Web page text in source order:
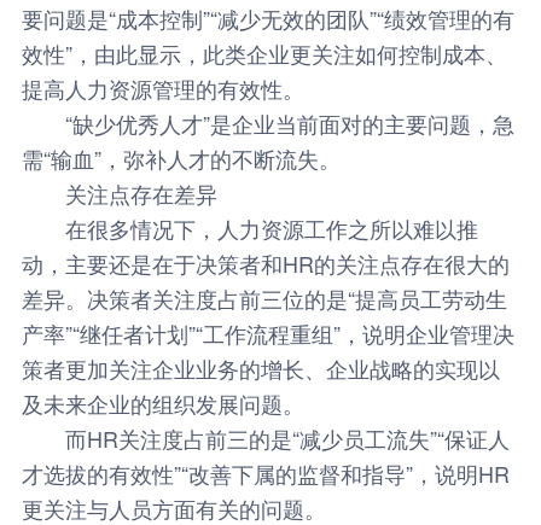
要问题是“成本控制”“减少无效的团队”“绩效管理的有
效性”，由此显示，此类企业更关注如何控制成本、
提高人力资源管理的有效性。
“缺少优秀人才”是企业当前面对的主要问题，急
需“输血”，弥补人才的不断流失。
关注点存在差异
在很多情况下，人力资源工作之所以难以推
动，主要还是在于决策者和HR的关注点存在很大的
差异。决策者关注度占前三位的是“提高员工劳动生
产率”“继任者计划”“工作流程重组”，说明企业管理决
策者更加关注企业业务的增长、企业战略的实现以
及未来企业的组织发展问题。
而HR关注度占前三的是“减少员工流失”“保证人
才选拔的有效性”“改善下属的监督和指导”，说明HR
更关注与人员方面有关的问题。